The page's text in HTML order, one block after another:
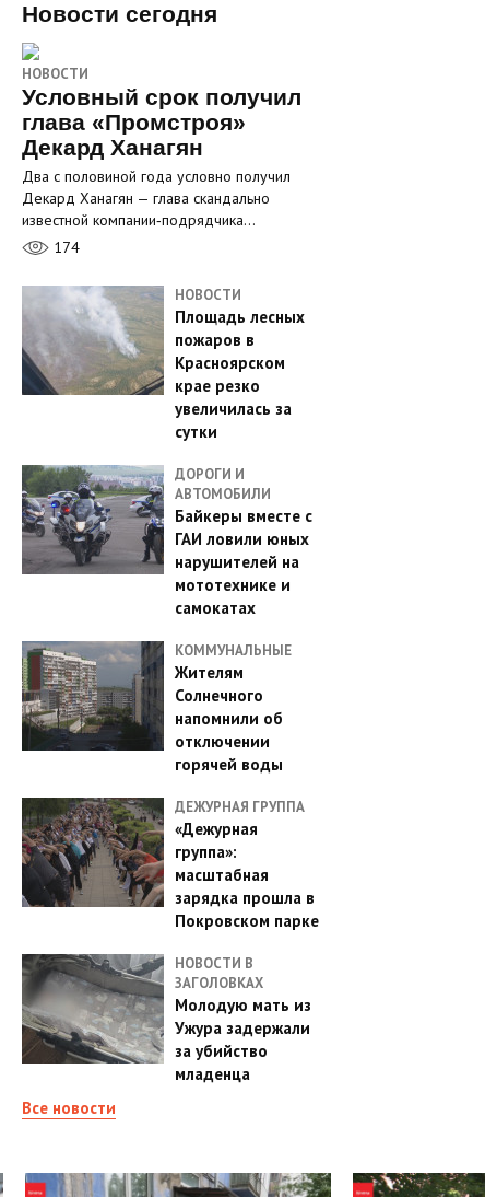
Новости сегодня
НОВОСТИ
Условный срок получил
глава «Промстроя»
Декард Ханагян
Два с половиной года условно получил
Декард Ханагян — глава скандально
известной компании‑подрядчика…
174
НОВОСТИ
Площадь лесных
пожаров в
Красноярском
крае резко
увеличилась за
сутки
ДОРОГИ И
АВТОМОБИЛИ
Байкеры вместе с
ГАИ ловили юных
нарушителей на
мототехнике и
самокатах
КОММУНАЛЬНЫЕ
Жителям
Солнечного
напомнили об
отключении
горячей воды
ДЕЖУРНАЯ ГРУППА
«Дежурная
группа»:
масштабная
зарядка прошла в
Покровском парке
НОВОСТИ В
ЗАГОЛОВКАХ
Молодую мать из
Ужура задержали
за убийство
младенца
Все новости